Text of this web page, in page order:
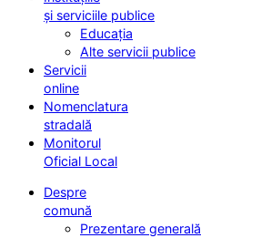
și serviciile publice
Educația
Alte servicii publice
Servicii
online
Nomenclatura
stradală
Monitorul
Oficial Local
Despre
comună
Prezentare generală